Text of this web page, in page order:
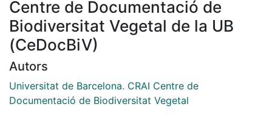
Centre de Documentació de
Biodiversitat Vegetal de la UB
(CeDocBiV)
Autors
Universitat de Barcelona. CRAI Centre de
Documentació de Biodiversitat Vegetal